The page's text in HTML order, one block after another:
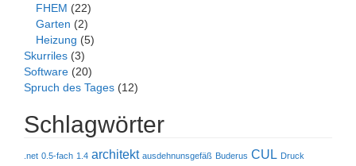
FHEM (22)
Garten (2)
Heizung (5)
Skurriles (3)
Software (20)
Spruch des Tages (12)
Schlagwörter
.net 0.5-fach 1.4 architekt ausdehnunsgefäß Buderus CUL Druck